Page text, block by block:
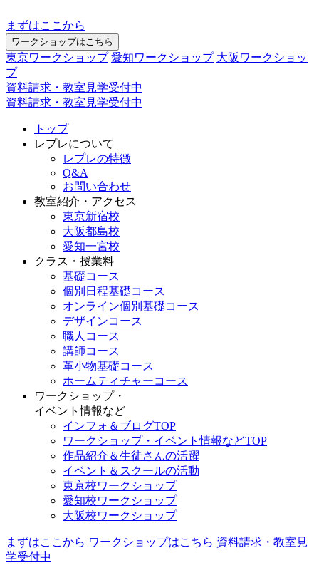
まずはここから
ワークショップはこちら
東京ワークショップ 愛知ワークショップ 大阪ワークショッ
プ
資料請求・教室見学受付中
資料請求・教室見学受付中
トップ
レプレについて
レプレの特徴
Q&A
お問い合わせ
教室紹介・アクセス
東京新宿校
大阪都島校
愛知一宮校
クラス・授業料
基礎コース
個別日程基礎コース
オンライン個別基礎コース
デザインコース
職人コース
講師コース
革小物基礎コース
ホームティチャーコース
ワークショップ・
イベント情報など
インフォ＆ブログTOP
ワークショップ・イベント情報などTOP
作品紹介＆生徒さんの活躍
イベント＆スクールの活動
東京校ワークショップ
愛知校ワークショップ
大阪校ワークショップ
まずはここから ワークショップはこちら 資料請求・教室見
学受付中